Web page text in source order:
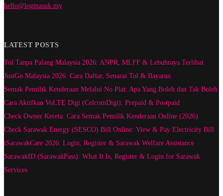
hello@logmasuk.my
LATEST POSTS
Tol Tanpa Palang Malaysia 2026: ANPR, MLFF & Lebuhraya Terlibat
JustGo Malaysia 2026: Cara Daftar, Senarai Tol & Bayaran
Semak Pemilik Kenderaan Melalui No Plat: Apa Yang Boleh dan Tak Boleh
Cara Aktifkan VoLTE Digi (CelcomDigi): Prepaid & Postpaid
Check Owner Kereta: Cara Semak Pemilik Kenderaan Online (2026)
Check Sarawak Energy (SESCO) Bill Online: View & Pay Electricity Bill
iSarawakCare 2026: Login, Register & Sarawak Welfare Assistance
SarawakID (SarawakPass): What It Is, Register & Login for Sarawak
Services